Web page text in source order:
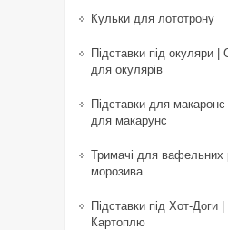
Кульки для лототрону
Підставки під окуляри |
для окулярів
Підставки для макаронс
для макарунс
Тримачі для вафельних
морозива
Підставки під Хот-Доги |
Картоплю